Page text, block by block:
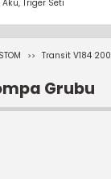
Transit V184
Grubu